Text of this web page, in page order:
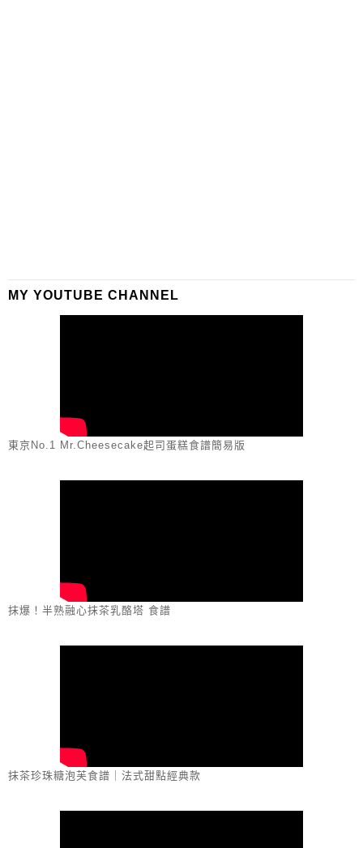
MY YOUTUBE CHANNEL
東京No.1 Mr.Cheesecake起司蛋糕食譜簡易版
抹爆！半熟融心抹茶乳酪塔 食譜
抹茶珍珠糖泡芙食譜｜法式甜點經典款